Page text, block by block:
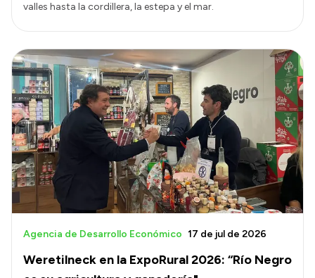
valles hasta la cordillera, la estepa y el mar.
Weretilneck en la ExpoRural 2026: “Río Negro
Agencia de Desarrollo Económico 17 de jul de 2026